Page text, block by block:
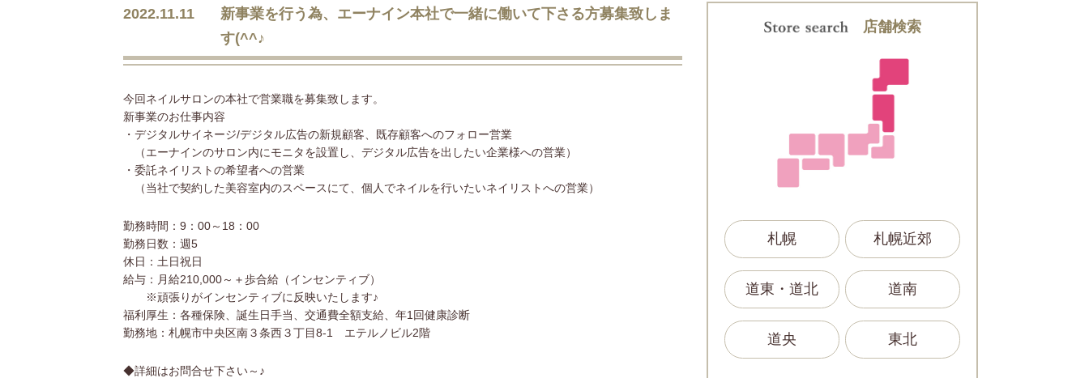
2022.11.11
新事業を行う為、エーナイン本社で一緒に働いて下さる方募集致しま
す(^^♪
今回ネイルサロンの本社で営業職を募集致します。
新事業のお仕事内容
・デジタルサイネージ/デジタル広告の新規顧客、既存顧客へのフォロー営業
（エーナインのサロン内にモニタを設置し、デジタル広告を出したい企業様への営業）
・委託ネイリストの希望者への営業
（当社で契約した美容室内のスペースにて、個人でネイルを行いたいネイリストへの営業）
勤務時間：9：00～18：00
勤務日数：週5
休日：土日祝日
給与：月給210,000～＋歩合給（インセンティブ）
※頑張りがインセンティブに反映いたします♪
福利厚生：各種保険、誕生日手当、交通費全額支給、年1回健康診断
勤務地：札幌市中央区南３条西３丁目8-1 エテルノビル2階
◆詳細はお問合せ下さい～♪
店舗検索
札幌 札幌近郊
道東・道北 道南
道央 東北